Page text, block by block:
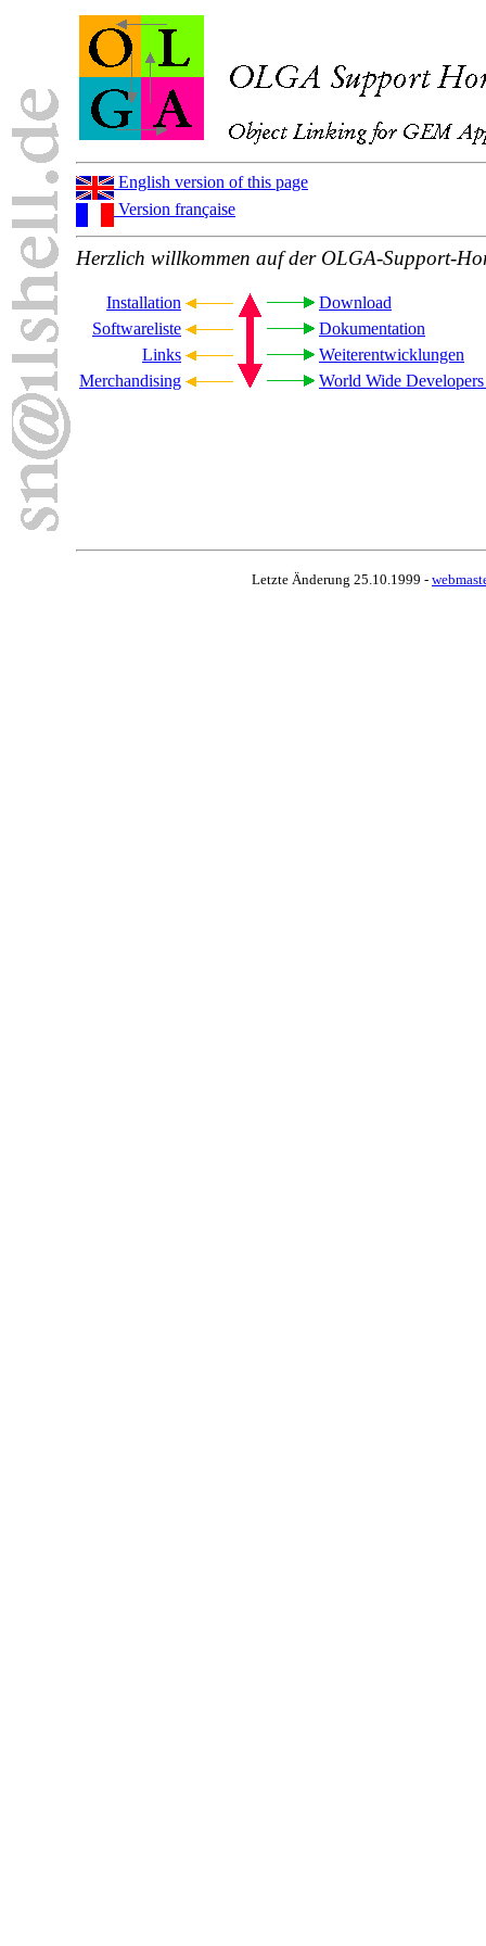
English version of this page
Version française
Herzlich willkommen auf der OLGA-Support-
Installation
Download
Softwareliste
Dokumentation
Links
Weiterentwicklungen
Merchandising
World Wide
Letzte Änderung 25.10.1999 -